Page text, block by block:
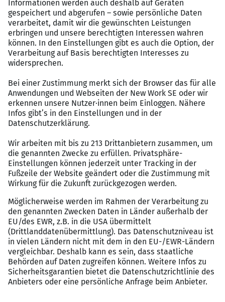
der Intensivmedizin, Beatmungsfällen)
Sicherer Umgang mit den Deutschen
Kodierrichtlinien (DKR) und dem DRG-System
Sie besitzen sichere IT-Kenntnisse (optimal KIS
Programmen).
Eine selbstständige Arbeitsweise, schnelle
Auffassungsgabe, Kommunikationsstärke im
Freude an der Teamarbeit zeichnen Sie aus.
Vorteile:
interessantes Aufgabenspektrum und die Möglichkeit,
die Tätigkeit nach der Einarbeitungsphase flexibel
zwischen Homeoffice und Präsenzarbeit zu gestalten.
Kontakt:
Interessiert? Dann bewerben Sie sich.